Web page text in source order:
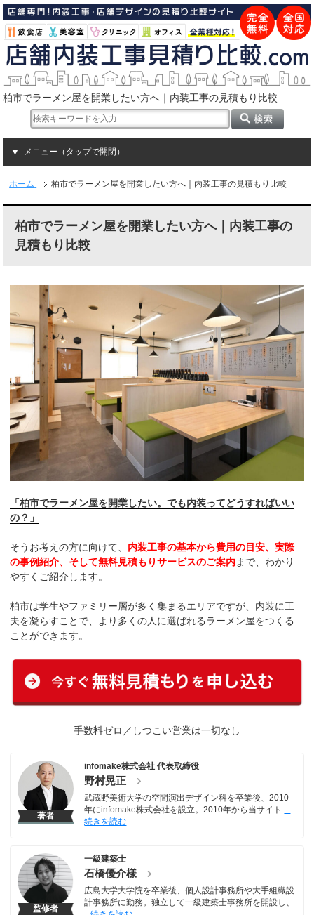
柏市でラーメン屋を開業したい方へ｜内装工事の見積もり比較
メニュー（タップで開閉）
ホーム 柏市でラーメン屋を開業したい方へ｜内装工事の見積もり比較
柏市でラーメン屋を開業したい方へ｜内装工事の
見積もり比較
「柏市でラーメン屋を開業したい。でも内装ってどうすればいい
の？」
そうお考えの方に向けて、 内装工事の基本から費用の目安、実際
の事例紹介、そして無料見積もりサービスのご案内まで、わかり
やすくご紹介します。
柏市は学生やファミリー層が多く集まるエリアですが、内装に工
夫を凝らすことで、より多くの人に選ばれるラーメン屋をつくる
ことができます。
手数料ゼロ／しつこい営業は一切なし
著者
infomake株式会社 代表取締役
野村晃正
武蔵野美術大学の空間演出デザイン科を卒業後、2010
年にinfomake株式会社を設立。2010年から当サイト
監修者
一級建築士
石橋優介様
広島大学大学院を卒業後、個人設計事務所や大手組織設
計事務所に勤務。独立して一級建築士事務所を開設し、